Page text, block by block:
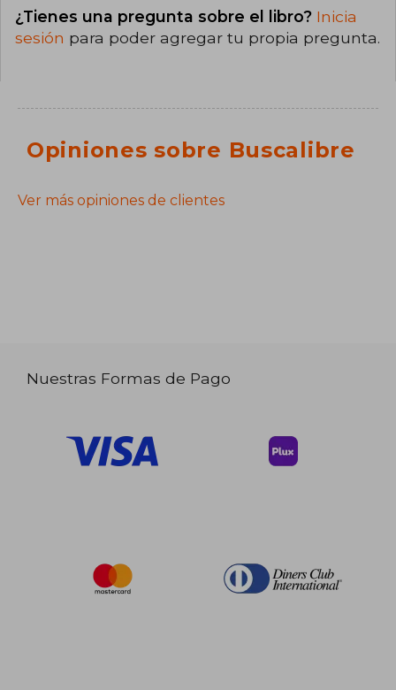
¿Tienes una pregunta sobre el libro? Inicia
sesión para poder agregar tu propia pregunta.
Opiniones sobre Buscalibre
Ver más opiniones de clientes
Nuestras Formas de Pago